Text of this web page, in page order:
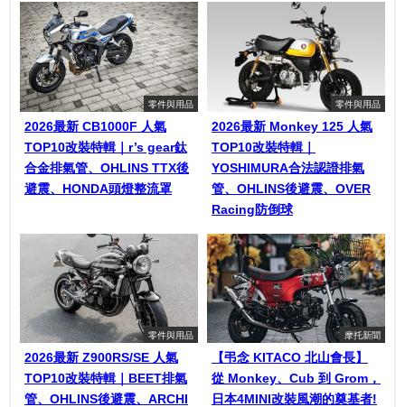
零件與用品
2026最新 CB1000F 人氣
TOP10改裝特輯｜r’s gear鈦
合金排氣管、OHLINS TTX後
避震、HONDA頭燈整流罩
零件與用品
2026最新 Monkey 125 人氣
TOP10改裝特輯｜
YOSHIMURA合法認證排氣
管、OHLINS後避震、OVER
Racing防倒球
零件與用品
2026最新 Z900RS/SE 人氣
TOP10改裝特輯｜BEET排氣
管、OHLINS後避震、ARCHI
摩托新聞
【弔念 KITACO 北山會長】
從 Monkey、Cub 到 Grom，
日本4MINI改裝風潮的奠基者!